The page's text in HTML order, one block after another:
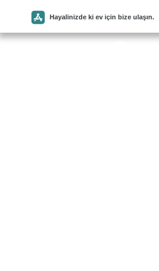
Hayalinizde ki ev için bize ulaşın.